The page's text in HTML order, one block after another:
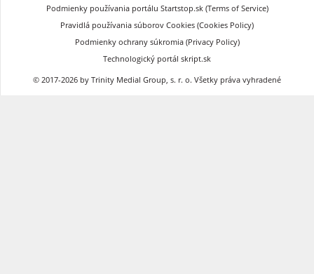
Podmienky používania portálu Startstop.sk (Terms of Service)
Pravidlá používania súborov Cookies (Cookies Policy)
Podmienky ochrany súkromia (Privacy Policy)
Technologický portál skript.sk
© 2017-2026 by Trinity Medial Group, s. r. o. Všetky práva vyhradené